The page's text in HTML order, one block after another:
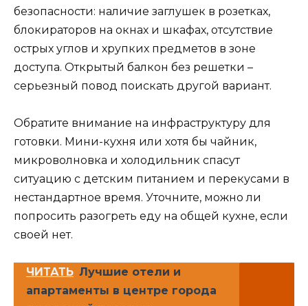
безопасности: наличие заглушек в розетках,
блокираторов на окнах и шкафах, отсутствие
острых углов и хрупких предметов в зоне
доступа. Открытый балкон без решетки –
серьезный повод поискать другой вариант.
Обратите внимание на инфраструктуру для
готовки. Мини-кухня или хотя бы чайник,
микроволновка и холодильник спасут
ситуацию с детским питанием и перекусами в
нестандартное время. Уточните, можно ли
попросить разогреть еду на общей кухне, если
своей нет.
ЧИТАТЬ Лучшие отели и
апартаменты в центре города